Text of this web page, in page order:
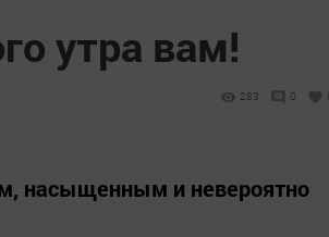
утра вам!
283 0
насыщенным и невероятно